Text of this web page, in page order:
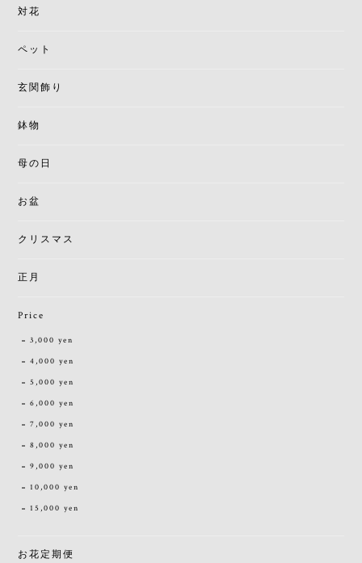
対花
ペット
玄関飾り
鉢物
母の日
お盆
クリスマス
正月
Price
3,000 yen
4,000 yen
5,000 yen
6,000 yen
7,000 yen
8,000 yen
9,000 yen
10,000 yen
15,000 yen
お花定期便